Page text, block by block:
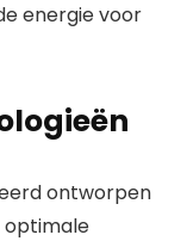
energie voor
ontworpen
optimale